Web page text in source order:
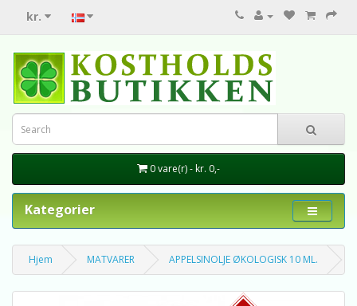
kr.
0 vare(r) - kr. 0,-
Kategorier
Hjem MATVARER APPELSINOLJE ØKOLOGISK 10 ML.